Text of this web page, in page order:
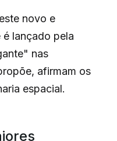
novo e
lançado pela
nas
afirmam os
espacial.